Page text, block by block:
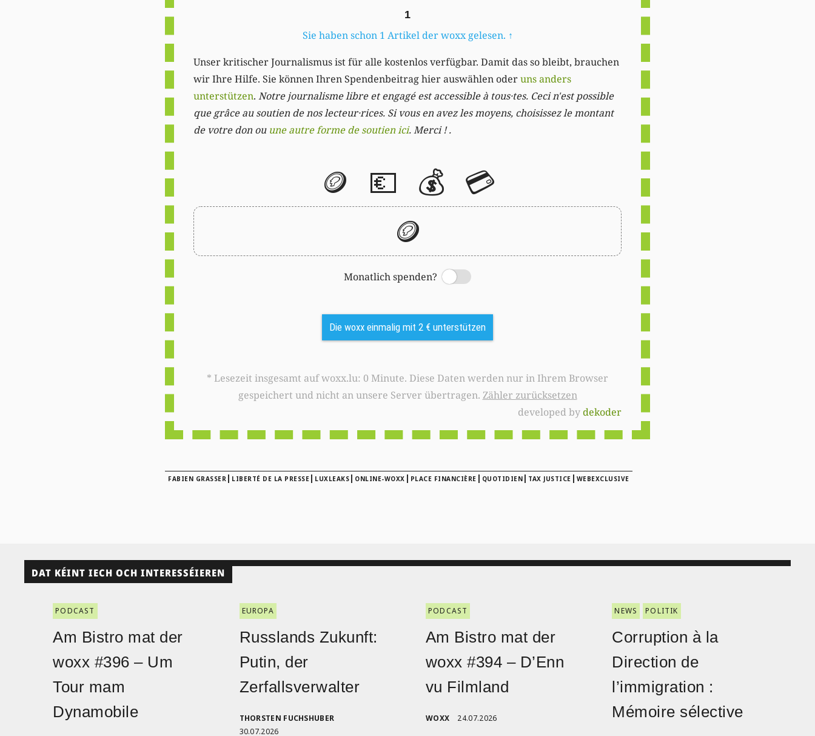
1
Sie haben schon 1 Artikel der woxx gelesen. ↑
Unser kritischer Journalismus ist für alle kostenlos verfügbar. Damit das so bleibt, brauchen
wir Ihre Hilfe. Sie können Ihren Spendenbeitrag hier auswählen oderuns anders
unterstützen. Notre journalisme libre et engagé est accessible à tous·tes. Ceci n'est possible
que grâce au soutien de nos lecteur·rices. Si vous en avez les moyens, choisissez le montant
de votre don ou une autre forme de soutien ici. Merci ! .
🪙 💶 💰 💳
🪙
Monatlich spenden?
Switch
Die woxx einmalig mit 2 € unterstützen
* Lesezeit insgesamt auf woxx.lu: 0 Minute. Diese Daten werden nur in Ihrem Browser
gespeichert und nicht an unsere Server übertragen. Zähler zurücksetzen
developed bydekoder
FABIEN GRASSER | LIBERTÉ DE LA PRESSE | LUXLEAKS | ONLINE-WOXX | PLACE FINANCIÈRE | QUOTIDIEN | TAX JUSTICE | WEBEXCLUSIVE
DAT KÉINT IECH OCH INTERESSÉIEREN
PODCAST
Am Bistro mat der
woxx #396 – Um
Tour mam
Dynamobile
EUROPA
Russlands Zukunft:
Putin, der
Zerfallsverwalter
THORSTEN FUCHSHUBER
30.07.2026
PODCAST
Am Bistro mat der
woxx #394 – D’Enn
vu Filmland
WOXX 24.07.2026
NEWS POLITIK
Corruption à la
Direction de
l’immigration :
Mémoire sélective